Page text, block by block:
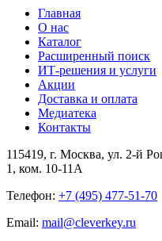
Главная
О нас
Каталог
Расширенный поиск
ИТ-решения и услуги
Акции
Доставка и оплата
Медиатека
Контакты
115419, г. Москва, ул. 2-й
1, ком. 10-11А
Телефон: +7 (495) 477-51-70
Email: mail@cleverkey.ru